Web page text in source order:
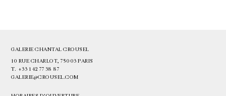
GALERIE CHANTAL CROUSEL
10 RUE CHARLOT, 75003 PARIS
T. +33 1 42 77 38 87
GALERIE@CROUSEL.COM